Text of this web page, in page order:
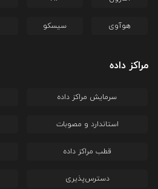
هوآوی سیسکو
مراکز داده
سرمایش مراکز داده
استاندارد و مصوبات
قطب مراکز داده
دسترس‌پذیری